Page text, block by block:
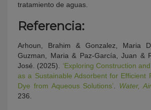
tratamiento de aguas.
Referencia:
Arhoun, Brahim & Gonzalez, Maria
Guzman, Maria & Paz-García, Juan &
José. (2025). ‘Exploring Construction
as a Sustainable Adsorbent for Efficient
Dye from Aqueous Solutions’. Water,
236.